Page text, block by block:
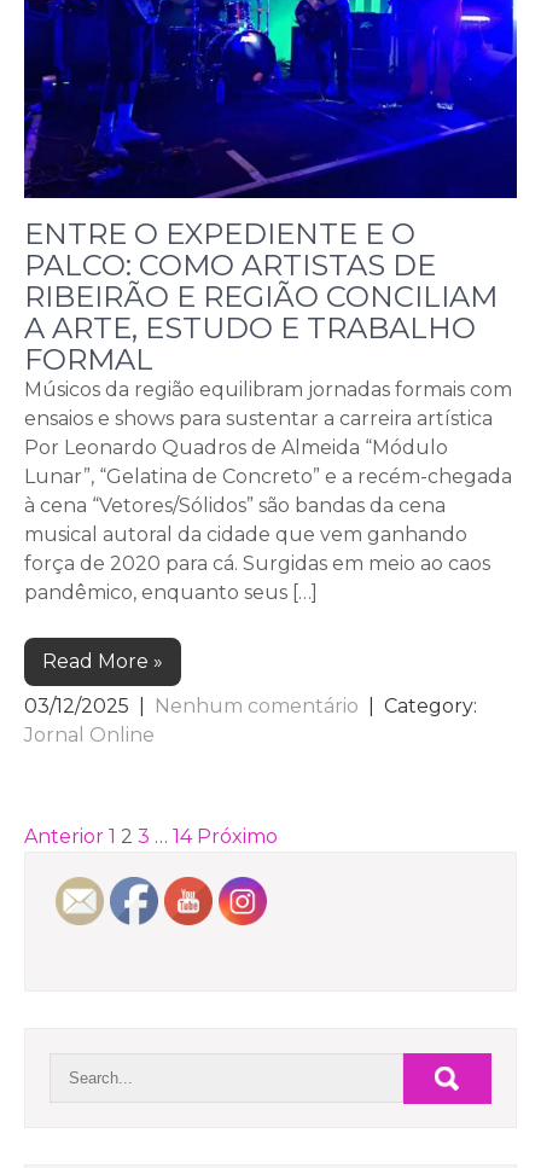
ENTRE O EXPEDIENTE E O
PALCO: COMO ARTISTAS DE
RIBEIRÃO E REGIÃO CONCILIAM
A ARTE, ESTUDO E TRABALHO
FORMAL
Músicos da região equilibram jornadas formais com
ensaios e shows para sustentar a carreira artística
Por Leonardo Quadros de Almeida “Módulo
Lunar”, “Gelatina de Concreto” e a recém-chegada
à cena “Vetores/Sólidos” são bandas da cena
musical autoral da cidade que vem ganhando
força de 2020 para cá. Surgidas em meio ao caos
pandêmico, enquanto seus […]
Read More »
03/12/2025
Nenhum comentário
| Category:
Jornal Online
PAGINAÇÃO
DE
POSTS
Anterior 1 2 3 … 14 Próximo